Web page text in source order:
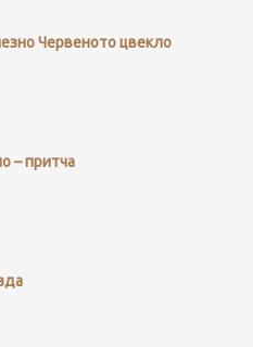
Червеното цвекло
– притча